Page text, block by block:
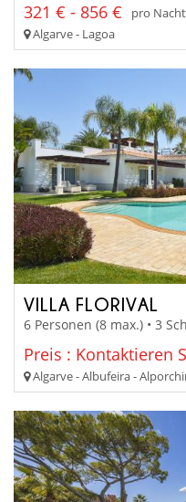
321 € - 856 €
pro Nacht
Algarve - Lagoa
VILLA FLORIVAL
6 Personen (8 max.) • 3
Preis : Kontaktieren
Algarve - Albufeira -